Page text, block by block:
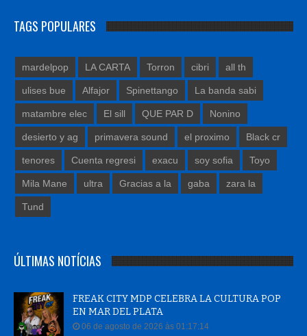
TAGS POPULARES
mardelpop LA CARTA Torron cibri all th
ulises bue Alfajor Spinettango La banda sabi
matambre elec El sill QUE PAR D Nonino
desierto y ag primavera sound el proximo Black cr
tenores Cuenta regresi exacu soy sofia Toyo
Mila Mane ultra Gracias a la gaba zara la
Tund
ÚLTIMAS NOTÍCIAS
FREAK CITY MDP CELEBRA LA CULTURA POP
EN MAR DEL PLATA
06 de agosto de 2026 às 01:17:14